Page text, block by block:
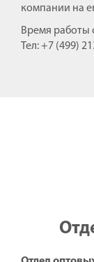
компании на
Время работы
Тел: +7 (499)